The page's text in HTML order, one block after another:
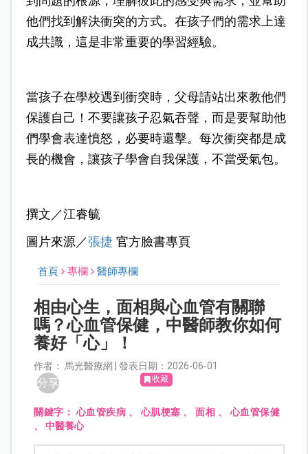
他們找到解決衝突的方式。在孩子們的需求上達
成共識，這是非常重要的學習經驗。
當孩子在學校遇到衝突時，父母請站出來教他們
保護自己！不要讓孩子忍氣吞聲，而是要幫助他
們學會表達憤怒，必要時還擊。每次衝突都是成
長的機會，讓孩子學會自我保護，不當受氣包。
撰文／江睿毓
圖片來源／張捷 官方臉書專頁
首頁 專欄 醫師專欄
相由心生，面相與心血管有關聯
嗎？心血管保健，中醫師教你如何
養好「心」！
作者： 馬光醫療網 | 發表日期：2026-06-01
分享 收藏
關鍵字： 心血管疾病 、 心肌梗塞 、面相 、 心血管保健
、中醫養心